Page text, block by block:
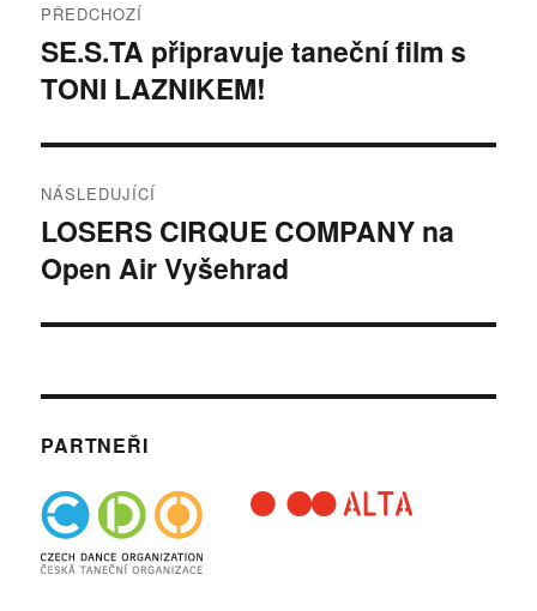
pro
příspěvek
PŘEDCHOZÍ
Předchozí
příspěvek:
SE.S.TA připravuje taneční film s
TONI LAZNIKEM!
NÁSLEDUJÍCÍ
Následující
příspěvek:
LOSERS CIRQUE COMPANY na
Open Air Vyšehrad
PARTNEŘI